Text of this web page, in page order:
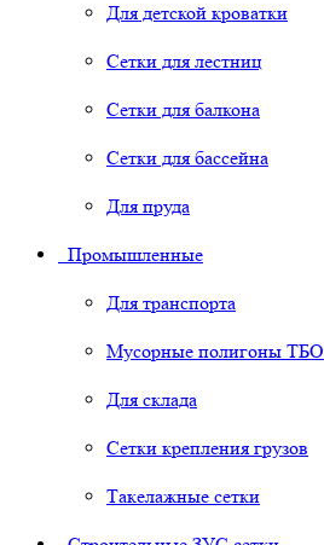
Для детской кроватки
Сетки для лестниц
Сетки для балкона
Сетки для бассейна
Для пруда
Промышленные
Для транспорта
Мусорные полигоны ТБО
Для склада
Сетки крепления грузов
Такелажные сетки